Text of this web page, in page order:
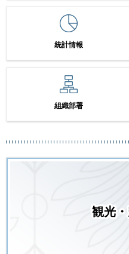
統計情報
組織部署
観光